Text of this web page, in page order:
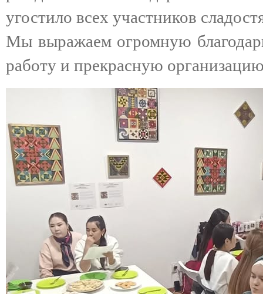
угостило всех участников
Мы выражаем огромную
работу и прекрасную